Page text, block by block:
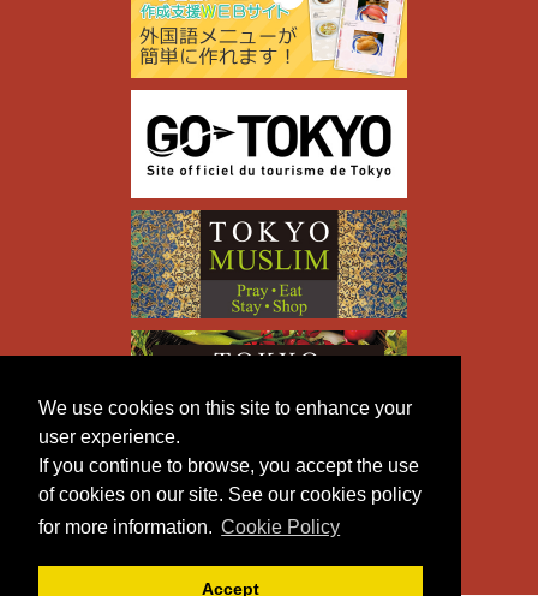
We use cookies on this site to enhance your
user experience.
If you continue to browse, you accept the use
of cookies on our site. See our cookies policy
for more information. Cookie Policy
Accept